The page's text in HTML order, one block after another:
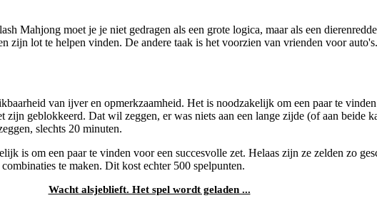
Mahjong moet je je niet gedragen als een grote logica, maar als een
zijn lot te helpen vinden. De andere taak is het voorzien van vrienden voor auto's.
van ijver en opmerkzaamheid. Het is noodzakelijk om een ​​paar te
zijn geblokkeerd. Dat wil zeggen, er was niets aan een lange zijde (of aan beide
slechts 20 minuten.
is om een ​​paar te vinden voor een succesvolle zet. Helaas zijn ze zelden zo
te maken. Dit kost echter 500 spelpunten.
Wacht alsjeblieft. Het spel wordt geladen ...